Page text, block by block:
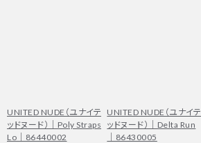
UNITED NUDE（ユナイテ
ッドヌード）｜Poly Straps
Lo｜86440002
UNITED NUDE（ユナイテ
ッドヌード）｜Delta Run
｜86430005